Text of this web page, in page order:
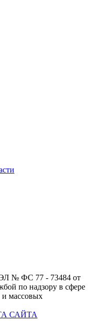
№ ФС 77 - 73484 от
по надзору в сфере
массовых
САЙТА